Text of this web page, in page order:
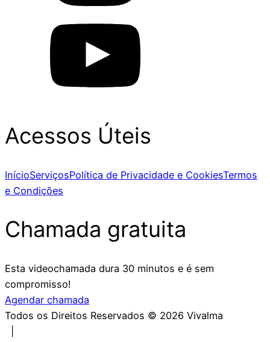
Acessos Úteis
InícioServiçosPolítica de Privacidade e CookiesTermos
e Condições
Chamada gratuita
Esta videochamada dura 30 minutos e é sem
compromisso!
Agendar chamada
Todos os Direitos Reservados © 2026 Vivalma